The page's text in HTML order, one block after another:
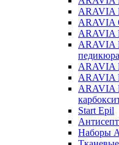
ARAVIA
ARAVIA
ARAVIA
ARAVIA
педикюра
ARAVIA
ARAVIA
ARAVIA
Start Epil
Наборы